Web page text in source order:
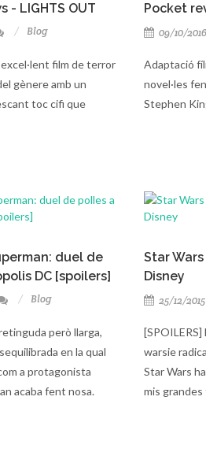
- LIGHTS OUT
Blog
film de terror
gènere amb un
toc cifi que
Pocket
09/10/2016
Adaptació
novel·les
Stephen
duel de
DC [spoilers]
Blog
però llarga,
en la qual
a protagonista
acaba fent nosa.
Star
Disney
25/12/2015
warsie
Star Wars
mis